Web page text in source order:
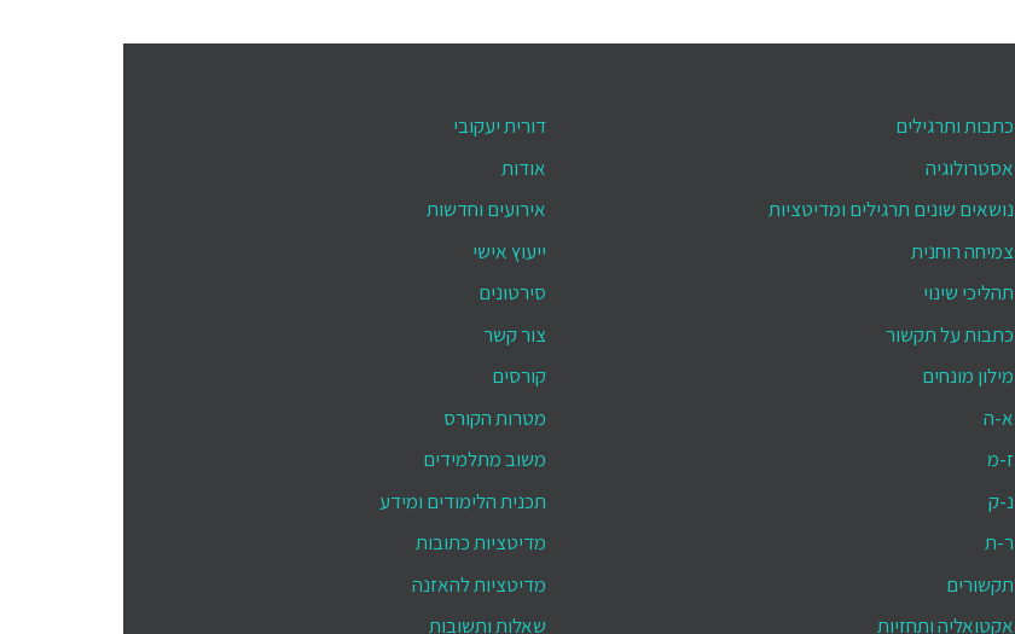
כתבות ותרגילים
אסטרולוגיה
נושאים שונים תרגילים ומדיטציות
צמיחה רוחנית
תהליכי שינוי
כתבות על תקשור
מילון מונחים
א-ה
ז-מ
נ-ק
ר-ת
תקשורים
אקטואליה ותחזיות
דורית יעקובי
אודות
אירועים וחדשות
ייעוץ אישי
סירטונים
צור קשר
קורסים
מטרות הקורס
משוב מתלמידים
תכנית הלימודים ומידע
מדיטציות כתובות
מדיטציות להאזנה
שאלות ותשובות